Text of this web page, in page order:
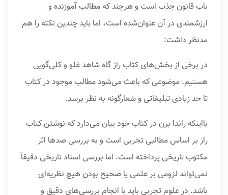
باب قانون جذب است و هرچند که مطالب آموزنده و
ارزشمندی در آن عنوان‌شده است، اما باید چندین نکته را هم
مدنظر داشت:
در برخی از بخش‌های کتاب راز گاه شاهد غلو و کلی‌گویی
هستیم. موضوعی که باعث می‌شود مطالب موجود در کتاب
تا حد زیادی تبلیغاتی و شعارگونه به نظر برسد.
بااینکه راندا برن در کتاب خود بیان می‌دارد که نوشتن کتاب
راز بر اساس مطالبی تجربی است و به بررسی صدها اثر
مکتوب تاریخی پرداخته است. اما بررسی اسناد تاریخی دقیقاً
نمی‌تواند لزومی بر علمی یا صحیح بودن هیچ نظریه‌ای
باشد. در علوم تجربی باید با انجام بررسی‌های دقیق و